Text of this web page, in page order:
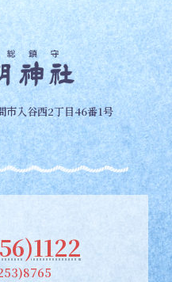
入谷西2丁目46番1号